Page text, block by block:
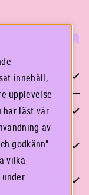
innehåll,
upplevelse
har läst vår
av
godkänn".
vilka